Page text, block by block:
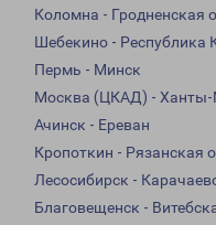
Коломна - Гродненская
Шебекино - Республика
Пермь - Минск
Москва (ЦКАД) - Ханты-
Ачинск - Ереван
Кропоткин - Рязанская
Лесосибирск -
Благовещенск -